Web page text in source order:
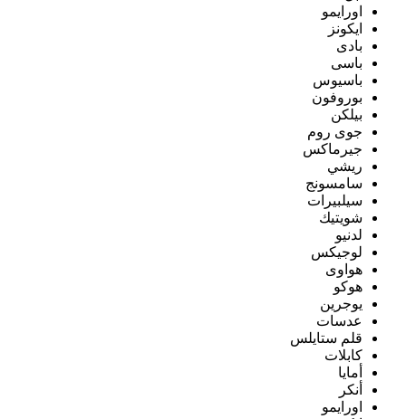
اورايمو
ايكونز
بادى
باسى
باسيوس
بوروفون
بيلكن
جوى روم
جيرماكس
ريشي
سامسونج
سيلبيرات
شويتيك
لدنيو
لوجيكس
هواوى
هوكو
يوجرين
عدسات
قلم ستايلس
كابلات
أمايا
أنكر
اورايمو